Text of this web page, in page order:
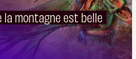
la montagne est belle